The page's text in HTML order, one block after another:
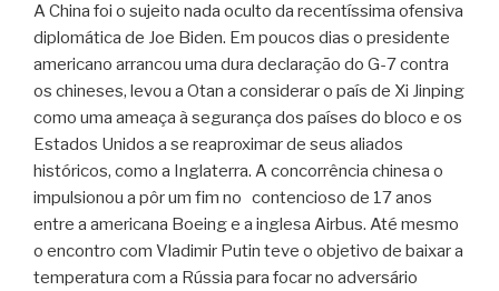
A China foi o sujeito nada oculto da recentíssima ofensiva
diplomática de Joe Biden. Em poucos dias o presidente
americano arrancou uma dura declaração do G-7 contra
os chineses, levou a Otan a considerar o país de Xi Jinping
como uma ameaça à segurança dos países do bloco e os
Estados Unidos a se reaproximar de seus aliados
históricos, como a Inglaterra. A concorrência chinesa o
impulsionou a pôr um fim no contencioso de 17 anos
entre a americana Boeing e a inglesa Airbus. Até mesmo
o encontro com Vladimir Putin teve o objetivo de baixar a
temperatura com a Rússia para focar no adversário